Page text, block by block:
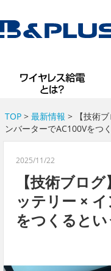
TOP> 最新情報 > 【技術
ンバーターでAC100Vをつ
2025/11/22
【技術ブロ
ッテリー ×
をつくると